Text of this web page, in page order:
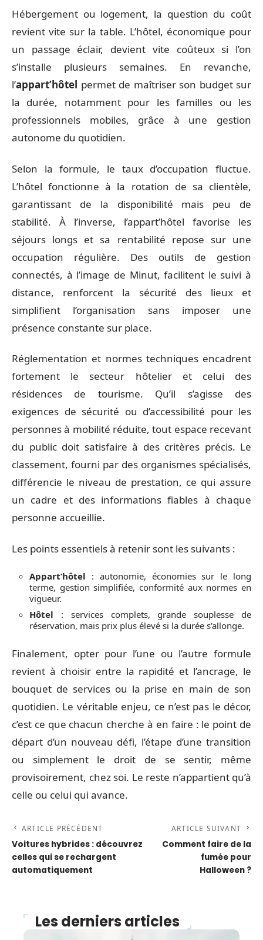
Hébergement ou logement, la question du coût
revient vite sur la table. L’hôtel, économique pour
un passage éclair, devient vite coûteux si l’on
s’installe plusieurs semaines. En revanche,
l’appart’hôtel permet de maîtriser son budget sur
la durée, notamment pour les familles ou les
professionnels mobiles, grâce à une gestion
autonome du quotidien.
Selon la formule, le taux d’occupation fluctue.
L’hôtel fonctionne à la rotation de sa clientèle,
garantissant de la disponibilité mais peu de
stabilité. À l’inverse, l’appart’hôtel favorise les
séjours longs et sa rentabilité repose sur une
occupation régulière. Des outils de gestion
connectés, à l’image de Minut, facilitent le suivi à
distance, renforcent la sécurité des lieux et
simplifient l’organisation sans imposer une
présence constante sur place.
Réglementation et normes techniques encadrent
fortement le secteur hôtelier et celui des
résidences de tourisme. Qu’il s’agisse des
exigences de sécurité ou d’accessibilité pour les
personnes à mobilité réduite, tout espace recevant
du public doit satisfaire à des critères précis. Le
classement, fourni par des organismes spécialisés,
différencie le niveau de prestation, ce qui assure
un cadre et des informations fiables à chaque
personne accueillie.
Les points essentiels à retenir sont les suivants :
Appart’hôtel : autonomie, économies sur le long
terme, gestion simplifiée, conformité aux normes en
vigueur.
Hôtel : services complets, grande souplesse de
réservation, mais prix plus élevé si la durée s’allonge.
Finalement, opter pour l’une ou l’autre formule
revient à choisir entre la rapidité et l’ancrage, le
bouquet de services ou la prise en main de son
quotidien. Le véritable enjeu, ce n’est pas le décor,
c’est ce que chacun cherche à en faire : le point de
départ d’un nouveau défi, l’étape d’une transition
ou simplement le droit de se sentir, même
provisoirement, chez soi. Le reste n’appartient qu’à
celle ou celui qui avance.
ARTICLE PRÉCÉDENT
Voitures hybrides : découvrez
celles qui se rechargent
automatiquement
ARTICLE SUIVANT
Comment faire de la
fumée pour
Halloween ?
Les derniers articles